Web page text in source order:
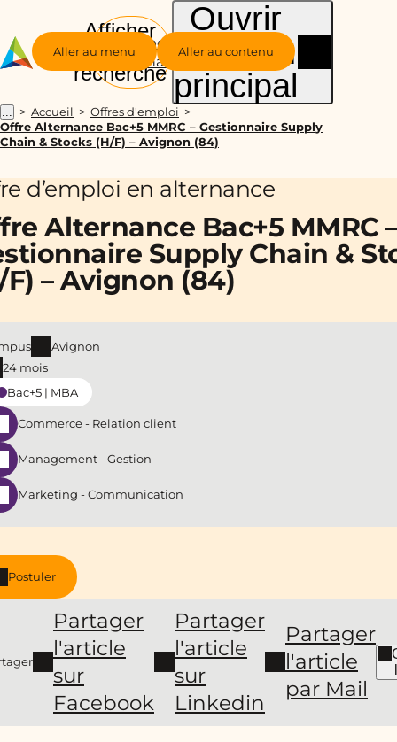
Aller au menu Aller au contenu
Groupe
Alternance
Afficher
la
recherche
Ouvrir
le menu
principal
... Accueil
Offres d'emploi
Offre Alternance Bac+5 MMRC – Gestionnaire Supply
Chain & Stocks (H/F) – Avignon (84)
d’emploi en alternance
Alternance Bac+5 MMRC
Supply Chain &
F) – Avignon (84)
Postuler
Partager
l'article
sur
Facebook
Partager
l'article
sur
Linkedin
Partager
l'article
par Mail
Avignon
24 mois
Bac+5 | MBA
Commerce - Relation client
Management - Gestion
Marketing - Communication